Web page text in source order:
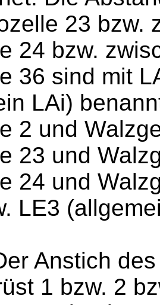
23 bzw.
24 bzw.
36 sind mit
LAi)
2 und
23 und
24 und
LE3
Anstich
1 bzw. 2